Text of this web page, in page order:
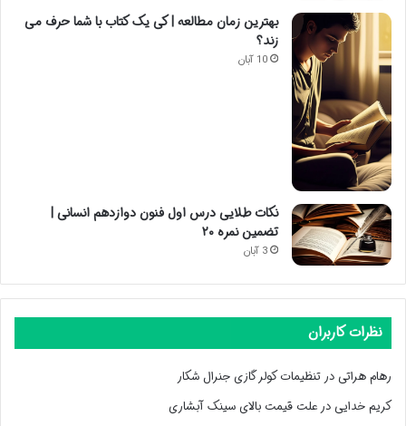
بهترین زمان مطالعه | کی یک کتاب با شما حرف می
زند؟
10 آبان
نکات طلایی درس اول فنون دوازدهم انسانی |
تضمین نمره ۲۰
3 آبان
نظرات کاربران
رهام هراتیدر تنظیمات کولر گازی جنرال شکار
کریم خداییدر علت قیمت بالای سینک آبشاری